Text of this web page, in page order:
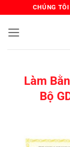
nội
CHÚNG
Làm
Bộ